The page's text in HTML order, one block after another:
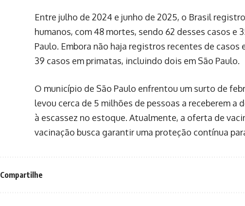
Entre julho de 2024 e junho de 2025, o Brasil
humanos, com 48 mortes, sendo 62 desses casos e
Paulo. Embora não haja registros recentes de
39 casos em primatas, incluindo dois em São Paulo.
O município de São Paulo enfrentou um surto de
levou cerca de 5 milhões de pessoas a receberem a
à escassez no estoque. Atualmente, a oferta de
vacinação busca garantir uma proteção contínua
Compartilhe